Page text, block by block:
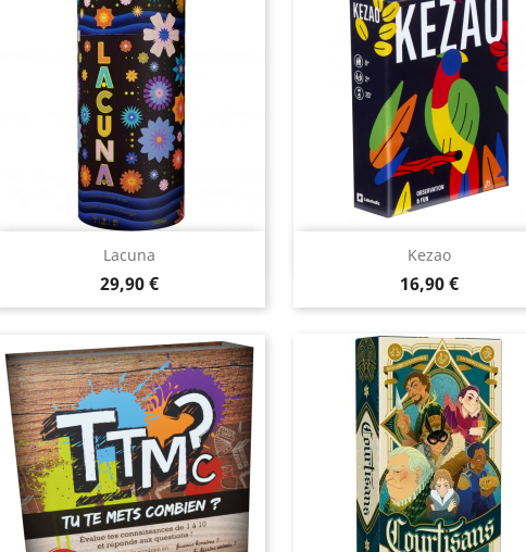
Lacuna
Prix
29,90 €
Aperçu rapide Kezao
Prix
16,90 €
Aperçu rapide